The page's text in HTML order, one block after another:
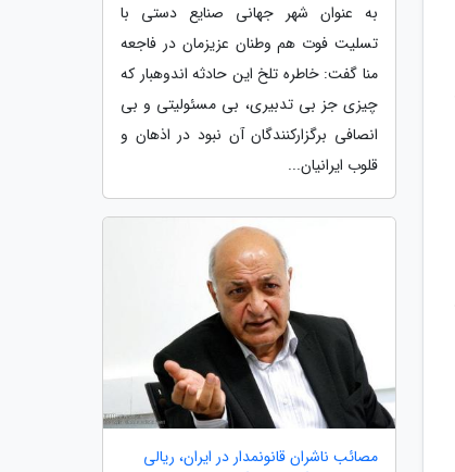
به عنوان شهر جهانی صنایع دستی با
تسلیت فوت هم وطنان عزیزمان در فاجعه
منا گفت: خاطره تلخ این حادثه اندوهبار که
چیزی جز بی تدبیری، بی مسئولیتی و بی
انصافی برگزارکنندگان آن نبود در اذهان و
قلوب ایرانیان...
مصائب ناشران قانونمدار در ایران، ریالی